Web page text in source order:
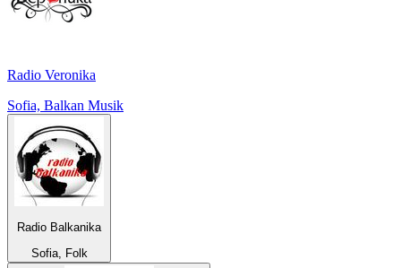
Radio Veronika
Sofia, Balkan Musik
Radio Balkanika
Sofia, Folk